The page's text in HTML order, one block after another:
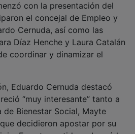
el concejal de Empleo y
Cernuda, así como las
Díaz Henche y Laura Catalán
coordinar y dinamizar el
“muy interesante” tanto a
Bienestar Social, Mayte
decidieron apostar por su
En este sentido, subrayó la